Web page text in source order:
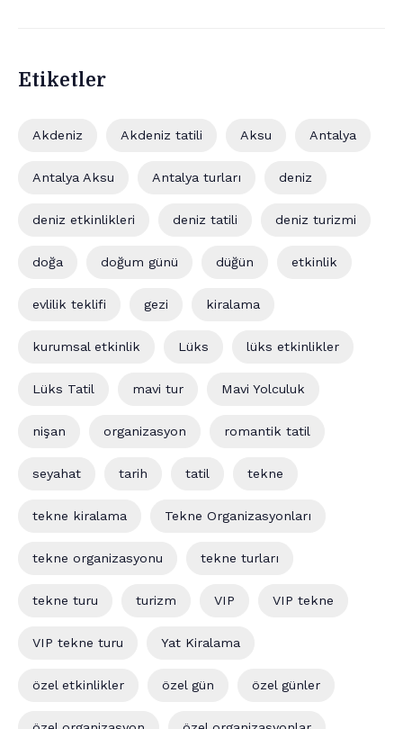
Etiketler
Akdeniz Akdeniz tatili Aksu Antalya
Antalya Aksu Antalya turları deniz
deniz etkinlikleri deniz tatili deniz turizmi
doğa doğum günü düğün etkinlik
evlilik teklifi gezi kiralama
kurumsal etkinlik Lüks lüks etkinlikler
Lüks Tatil mavi tur Mavi Yolculuk
nişan organizasyon romantik tatil
seyahat tarih tatil tekne
tekne kiralama Tekne Organizasyonları
tekne organizasyonu tekne turları
tekne turu turizm VIP VIP tekne
VIP tekne turu Yat Kiralama
özel etkinlikler özel gün özel günler